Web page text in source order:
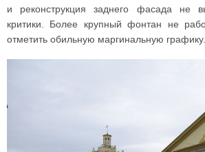
и реконструкция заднего фасада не
критики. Более крупный фонтан не
отметить обильную маргинальную графику.